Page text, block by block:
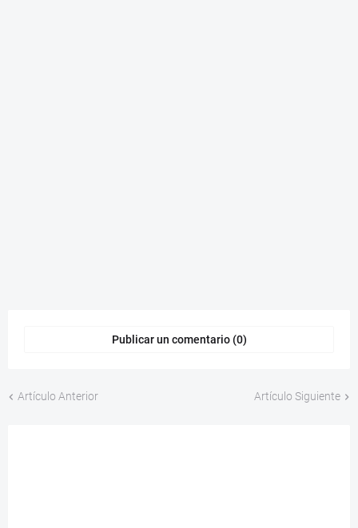
Publicar un comentario (0)
Artículo Anterior Artículo Siguiente